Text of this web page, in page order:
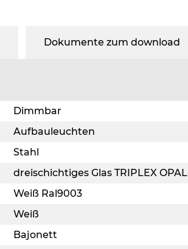
Dokumente zum download
Dimmbar
Aufbauleuchten
Stahl
dreischichtiges Glas TRIPLEX OPAL
Weiß Ral9003
Weiß
Bajonett